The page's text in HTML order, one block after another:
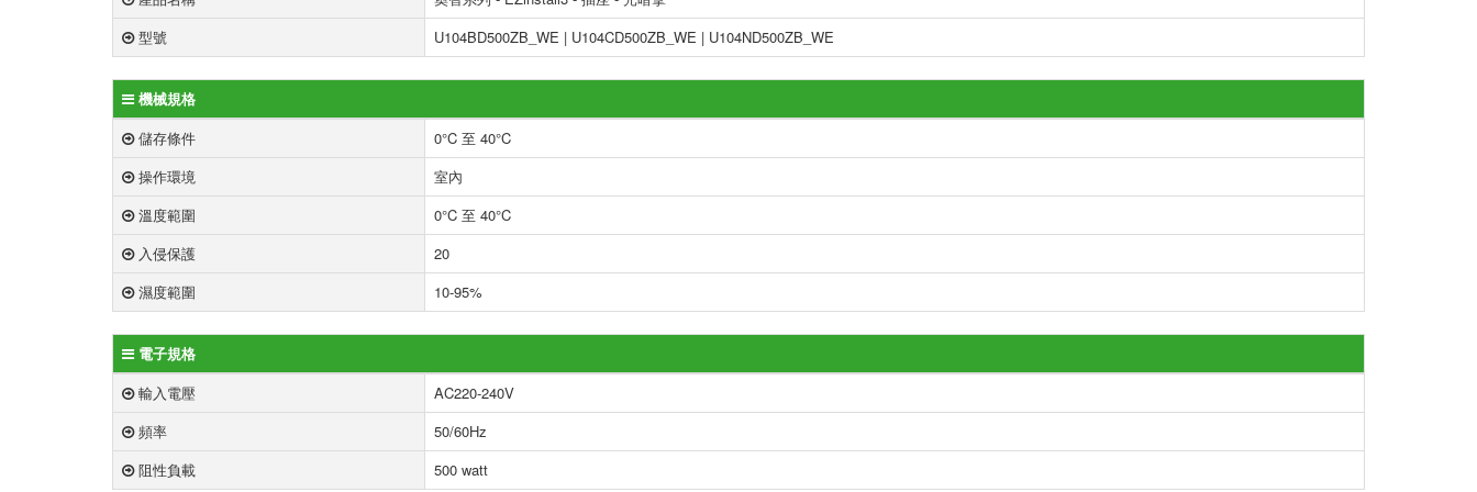
型號
U104BD500ZB_WE | U104CD500ZB_WE | U104ND500ZB_WE
機械規格
儲存條件
0°C 至 40°C
操作環境
室內
溫度範圍
0°C 至 40°C
入侵保護
20
濕度範圍
10-95%
電子規格
輸入電壓
AC220-240V
頻率
50/60Hz
阻性負載
500 watt